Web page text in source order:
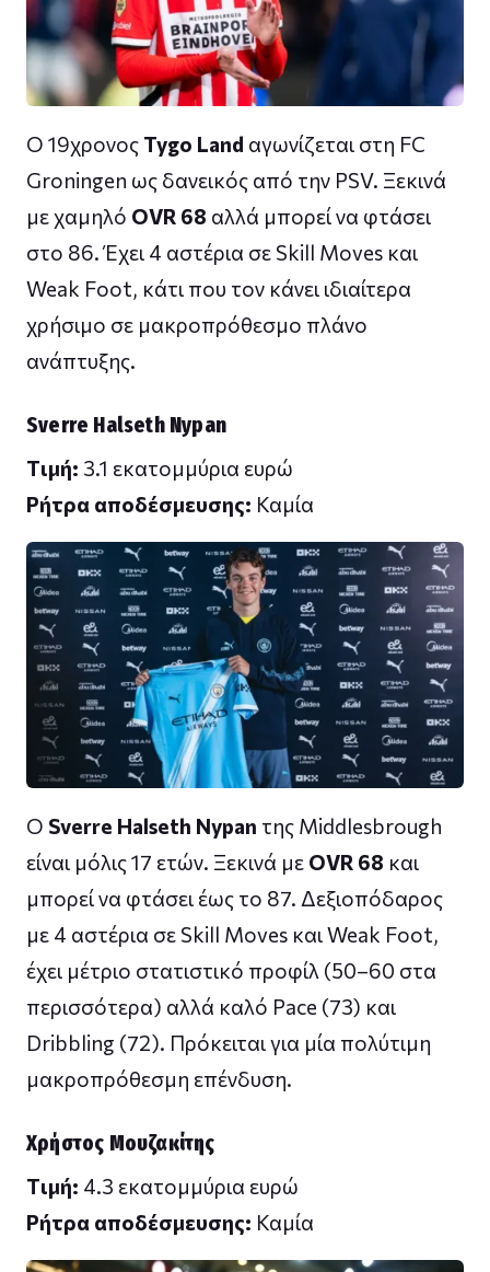
Ο 19χρονος Tygo Land αγωνίζεται στη FC
Groningen ως δανεικός από την PSV. Ξεκινά
με χαμηλό OVR 68 αλλά μπορεί να φτάσει
στο 86. Έχει 4 αστέρια σε Skill Moves και
Weak Foot, κάτι που τον κάνει ιδιαίτερα
χρήσιμο σε μακροπρόθεσμο πλάνο
ανάπτυξης.
Sverre Halseth Nypan
Tιμή: 3.1 εκατομμύρια ευρώ
Ρήτρα αποδέσμευσης: Καμία
Ο Sverre Halseth Nypan της Middlesbrough
είναι μόλις 17 ετών. Ξεκινά με OVR 68 και
μπορεί να φτάσει έως το 87. Δεξιοπόδαρος
με 4 αστέρια σε Skill Moves και Weak Foot,
έχει μέτριο στατιστικό προφίλ (50–60 στα
περισσότερα) αλλά καλό Pace (73) και
Dribbling (72). Πρόκειται για μία πολύτιμη
μακροπρόθεσμη επένδυση.
Χρήστος Μουζακίτης
Tιμή: 4.3 εκατομμύρια ευρώ
Ρήτρα αποδέσμευσης: Καμία